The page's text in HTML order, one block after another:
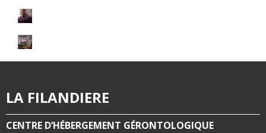
LA FILANDIERE
CENTRE D’HÉBERGEMENT GÉRONTOLOGIQUE